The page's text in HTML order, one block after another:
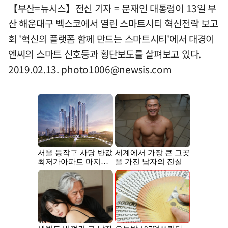
【부산=뉴시스】전신 기자 = 문재인 대통령이 13일 부
산 해운대구 벡스코에서 열린 스마트시티 혁신전략 보고
회 '혁신의 플랫폼 함께 만드는 스마트시티'에서 대경이
엔씨의 스마트 신호등과 횡단보도를 살펴보고 있다.
2019.02.13. photo1006@newsis.com